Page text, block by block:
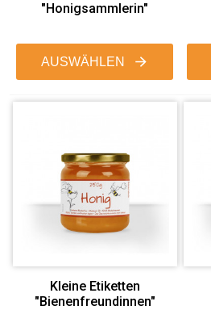
"Honigsammlerin"
AUSWÄHLEN
Kleine Etiketten
"Bienenfreundinnen"